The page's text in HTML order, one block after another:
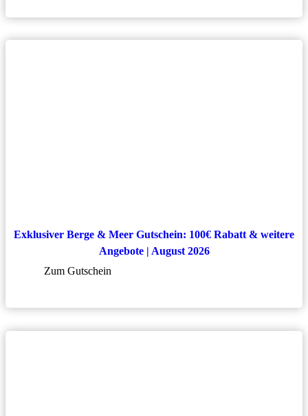
Exklusiver Berge & Meer Gutschein: 100€ Rabatt & weitere
Angebote | August 2026
Zum Gutschein